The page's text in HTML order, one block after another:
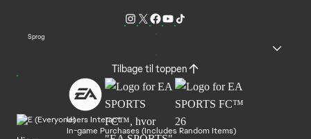
Sprog
Tilbage til toppen
Users Interact
In-game Purchases (Includes Random Items)